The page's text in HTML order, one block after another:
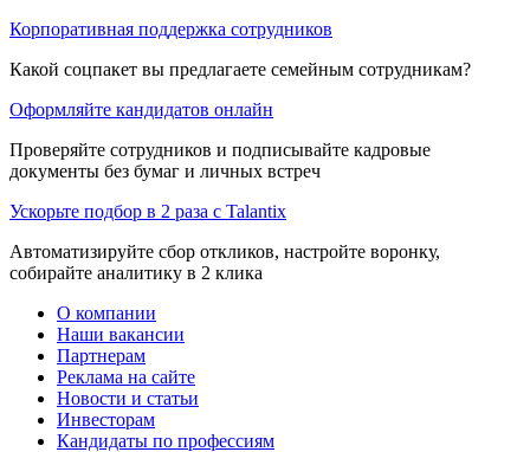
Корпоративная поддержка сотрудников
Какой соцпакет вы предлагаете семейным сотрудникам?
Оформляйте кандидатов онлайн
Проверяйте сотрудников и подписывайте кадровые
документы без бумаг и личных встреч
Ускорьте подбор в 2 раза с Talantix
Автоматизируйте сбор откликов, настройте воронку,
собирайте аналитику в 2 клика
О компании
Наши вакансии
Партнерам
Реклама на сайте
Новости и статьи
Инвесторам
Кандидаты по профессиям